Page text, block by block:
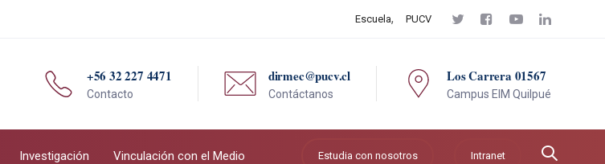
Escuela PUCV
+56 32 227 4471
Contacto
dirmec@pucv.cl
Contáctanos
Los Carrera 01567
Campus EIM Quilpué
Investigación Vinculación con el Medio Estudia con nosotros Intranet